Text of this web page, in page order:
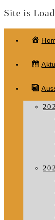
Site is